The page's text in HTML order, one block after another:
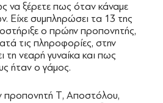
να ξέρετε πως όταν κάναμε
Είχε συμπληρώσει τα 13 της
ο πρώην προπονητής,
τις πληροφορίες, στην
τη νεαρή γυναίκα και πως
ήταν ο γάμος.
προπονητή Τ, Αποστόλου,